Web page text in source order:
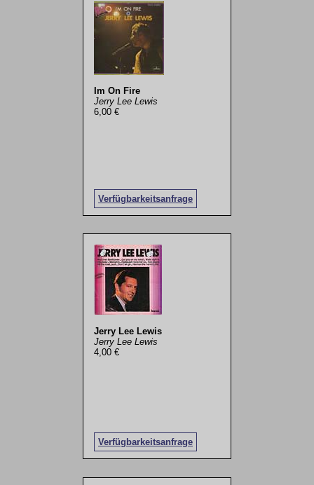
Im On Fire
Jerry Lee Lewis
6,00 €
Verfügbarkeitsanfrage
Jerry Lee Lewis
Jerry Lee Lewis
4,00 €
Verfügbarkeitsanfrage